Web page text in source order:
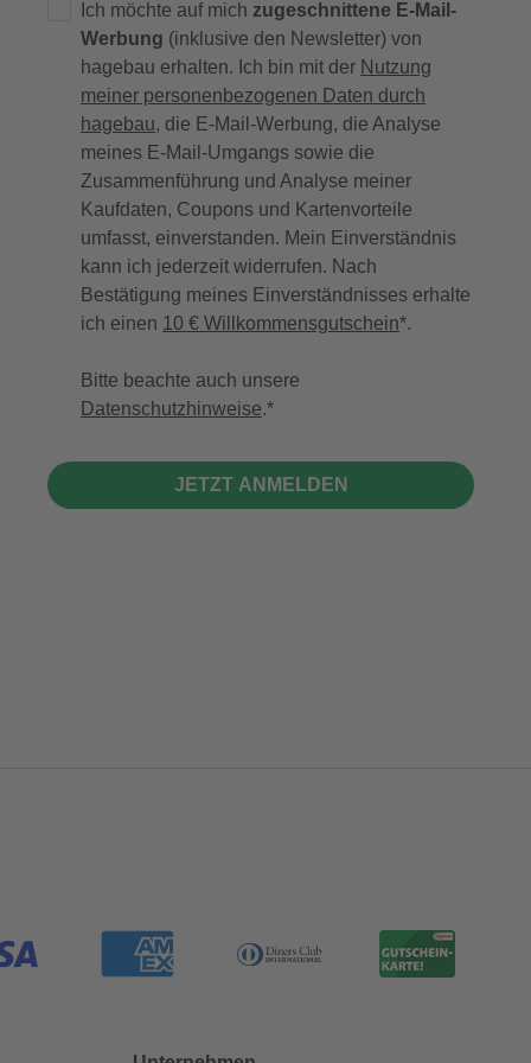
Ich möchte auf mich zugeschnittene E-Mail-
Werbung (inklusive den Newsletter) von
hagebau erhalten. Ich bin mit der Nutzung
meiner personenbezogenen Daten durch
hagebau, die E-Mail-Werbung, die Analyse
meines E-Mail-Umgangs sowie die
Zusammenführung und Analyse meiner
Kaufdaten, Coupons und Kartenvorteile
umfasst, einverstanden. Mein Einverständnis
kann ich jederzeit widerrufen. Nach
Bestätigung meines Einverständnisses erhalte
ich einen 10 € Willkommensgutschein*.
Bitte beachte auch unsere
Datenschutzhinweise.
JETZT ANMELDEN